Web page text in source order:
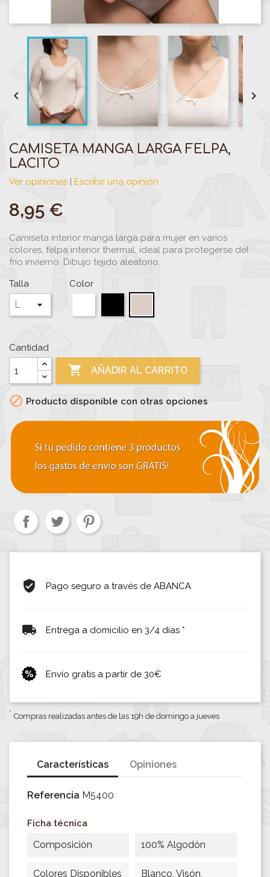
 
CAMISETA MANGA LARGA FELPA,
LACITO
Ver opiniones | Escribir una opinión
8,95 €
Camiseta interior manga larga para mujer en varios
colores, felpa interior thermal, ideal para protegerse del
frío invierno. Dibujo tejido aleatorio.
Talla
Color
Cantidad
 AÑADIR AL CARRITO
 Producto disponible con otras opciones
Pago seguro a través de ABANCA
Entrega a domicilio en 3/4 días *
Envío gratis a partir de 30€
* Compras realizadas antes de las 19h de domingo a jueves
Características Opiniones
Referencia M5400
Ficha técnica
Composición 100% Algodón
Colores Disponibles Blanco, Visón,